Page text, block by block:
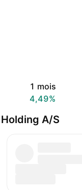
1 mois
4,49%
A/S